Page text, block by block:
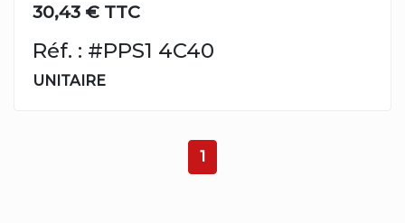
30,43 € TTC
Réf. : #PPS1 4C40
UNITAIRE
1